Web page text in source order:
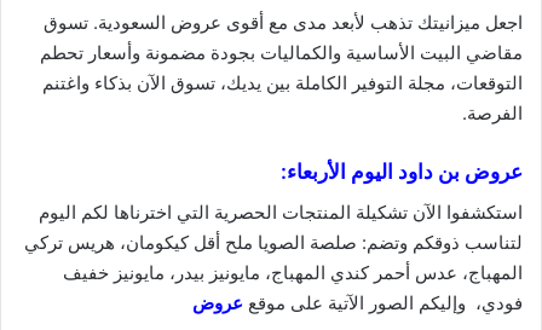
اجعل ميزانيتك تذهب لأبعد مدى مع أقوى عروض السعودية. تسوق
مقاضي البيت الأساسية والكماليات بجودة مضمونة وأسعار تحطم
التوقعات، مجلة التوفير الكاملة بين يديك، تسوق الآن بذكاء واغتنم
الفرصة.
عروض بن داود اليوم الأربعاء:
استكشفوا الآن تشكيلة المنتجات الحصرية التي اخترناها لكم اليوم
لتناسب ذوقكم وتضم: صلصة الصويا ملح أقل كيكومان، هريس تركي
المهباج، عدس أحمر كندي المهباج، مايونيز بيدر، مايونيز خفيف
فودي، وإليكم الصور الآتية على موقع عروض